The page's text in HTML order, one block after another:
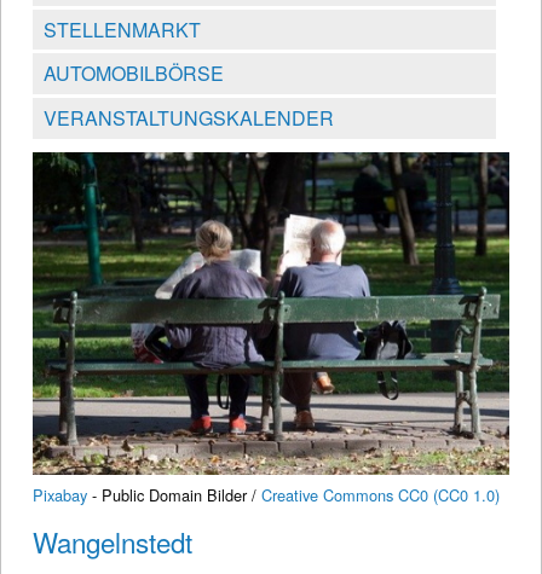
STELLENMARKT
AUTOMOBILBÖRSE
VERANSTALTUNGSKALENDER
Pixabay - Public Domain Bilder / Creative Commons CC0 (CC0 1.0)
Wangelnstedt